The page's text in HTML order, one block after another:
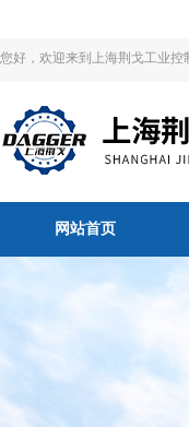
您好，欢迎来到上海荆戈工业控
网站首页